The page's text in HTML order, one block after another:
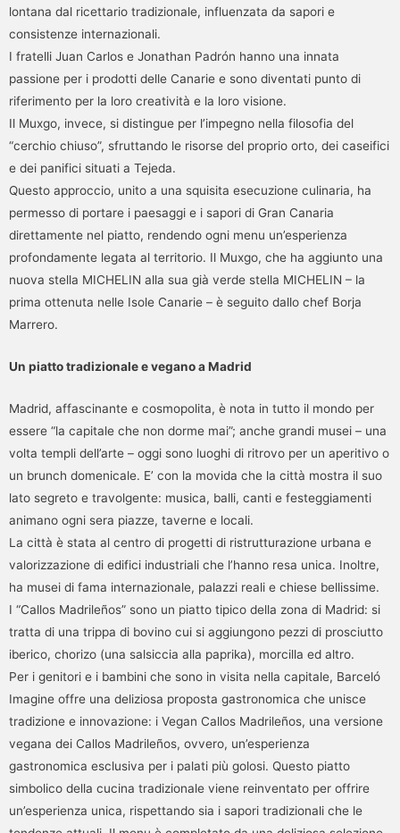
lontana dal ricettario tradizionale, influenzata da sapori e
consistenze internazionali.
I fratelli Juan Carlos e Jonathan Padrón hanno una innata
passione per i prodotti delle Canarie e sono diventati punto di
riferimento per la loro creatività e la loro visione.
Il Muxgo, invece, si distingue per l’impegno nella filosofia del
“cerchio chiuso”, sfruttando le risorse del proprio orto, dei caseifici
e dei panifici situati a Tejeda.
Questo approccio, unito a una squisita esecuzione culinaria, ha
permesso di portare i paesaggi e i sapori di Gran Canaria
direttamente nel piatto, rendendo ogni menu un’esperienza
profondamente legata al territorio. Il Muxgo, che ha aggiunto una
nuova stella MICHELIN alla sua già verde stella MICHELIN – la
prima ottenuta nelle Isole Canarie – è seguito dallo chef Borja
Marrero.
Un piatto tradizionale e vegano a Madrid
Madrid, affascinante e cosmopolita, è nota in tutto il mondo per
essere “la capitale che non dorme mai”; anche grandi musei – una
volta templi dell’arte – oggi sono luoghi di ritrovo per un aperitivo o
un brunch domenicale. E’ con la movida che la città mostra il suo
lato segreto e travolgente: musica, balli, canti e festeggiamenti
animano ogni sera piazze, taverne e locali.
La città è stata al centro di progetti di ristrutturazione urbana e
valorizzazione di edifici industriali che l’hanno resa unica. Inoltre,
ha musei di fama internazionale, palazzi reali e chiese bellissime.
I “Callos Madrileños” sono un piatto tipico della zona di Madrid: si
tratta di una trippa di bovino cui si aggiungono pezzi di prosciutto
iberico, chorizo (una salsiccia alla paprika), morcilla ed altro.
Per i genitori e i bambini che sono in visita nella capitale, Barceló
Imagine offre una deliziosa proposta gastronomica che unisce
tradizione e innovazione: i Vegan Callos Madrileños, una versione
vegana dei Callos Madrileños, ovvero, un’esperienza
gastronomica esclusiva per i palati più golosi. Questo piatto
simbolico della cucina tradizionale viene reinventato per offrire
un’esperienza unica, rispettando sia i sapori tradizionali che le